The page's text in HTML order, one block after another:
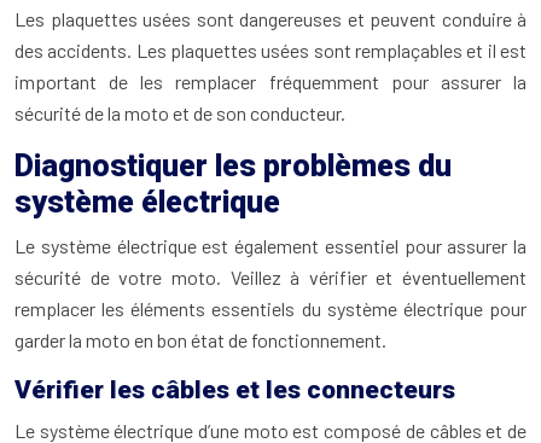
Les plaquettes usées sont dangereuses et peuvent conduire à
des accidents. Les plaquettes usées sont remplaçables et il est
important de les remplacer fréquemment pour assurer la
sécurité de la moto et de son conducteur.
Diagnostiquer les problèmes du
système électrique
Le système électrique est également essentiel pour assurer la
sécurité de votre moto. Veillez à vérifier et éventuellement
remplacer les éléments essentiels du système électrique pour
garder la moto en bon état de fonctionnement.
Vérifier les câbles et les connecteurs
Le système électrique d’une moto est composé de câbles et de